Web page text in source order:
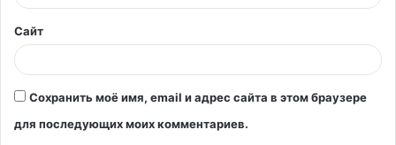
*
Сайт
Сохранить моё имя, email и адрес сайта в этом браузере
для последующих моих комментариев.